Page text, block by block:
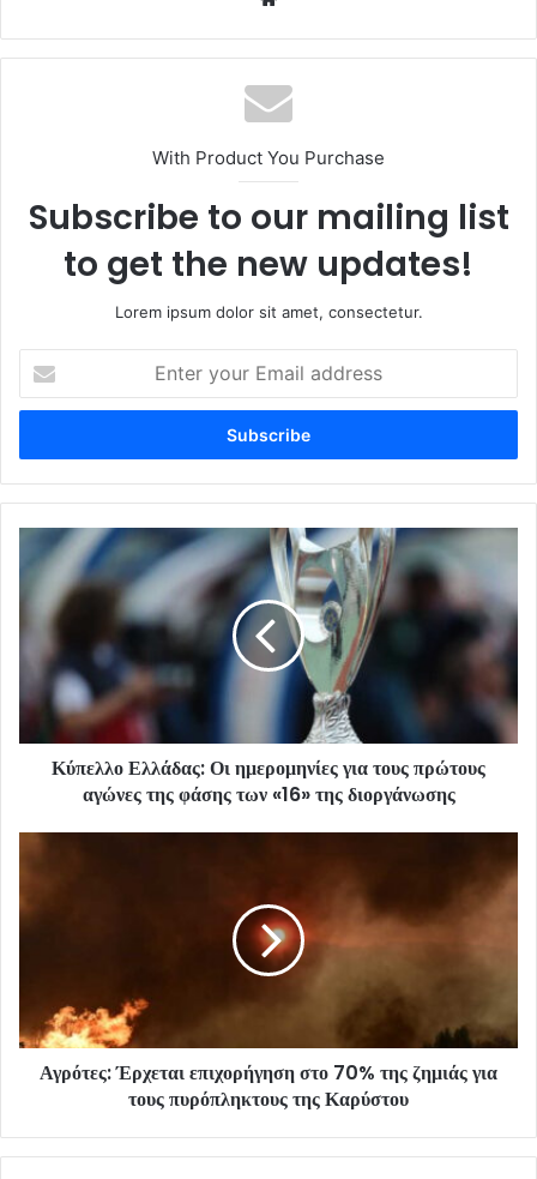
With Product You Purchase
Subscribe to our mailing list
to get the new updates!
Lorem ipsum dolor sit amet, consectetur.
your
Email
Κύπελλο Ελλάδας: Οι ημερομηνίες για τους πρώτους
αγώνες της φάσης των «16» της διοργάνωσης
Αγρότες: Έρχεται επιχορήγηση στο 70% της ζημιάς για
τους πυρόπληκτους της Καρύστου